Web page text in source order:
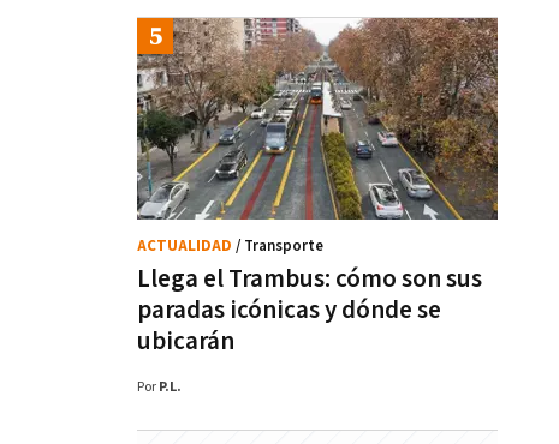
Llega el Trambus: cómo son sus
paradas icónicas y dónde se
ubicarán
ACTUALIDAD / Transporte
Por P.L.